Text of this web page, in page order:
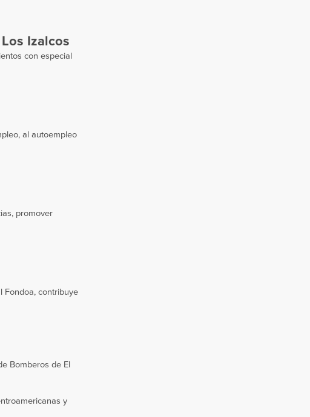
Izalcos
con especial
al autoempleo
promover
Fondoa, contribuye
Bomberos de El
y